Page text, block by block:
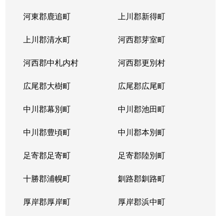
河東郡鹿追町 上川郡新得町
上川郡清水町 河西郡芽室町
河西郡中札内村 河西郡更別村
広尾郡大樹町 広尾郡広尾町
中川郡幕別町 中川郡池田町
中川郡豊頃町 中川郡本別町
足寄郡足寄町 足寄郡陸別町
十勝郡浦幌町 釧路郡釧路町
厚岸郡厚岸町 厚岸郡浜中町